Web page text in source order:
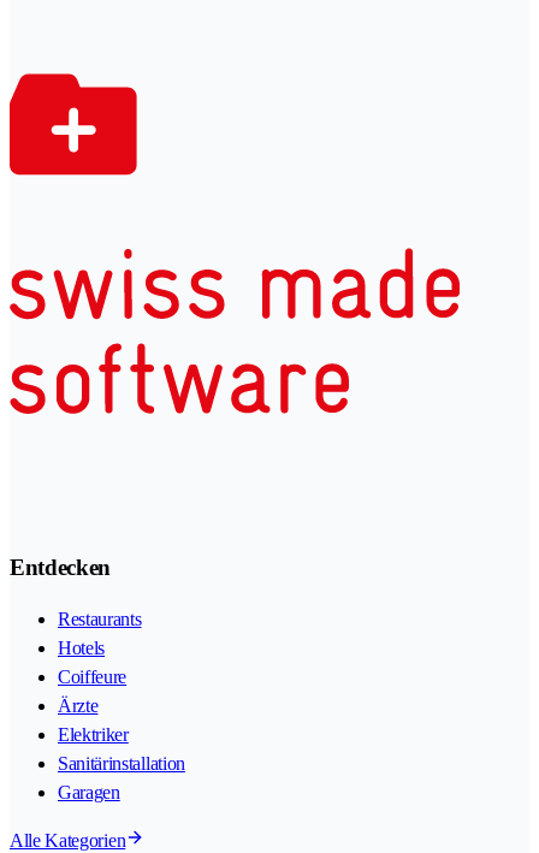
Entdecken
Restaurants
Hotels
Coiffeure
Ärzte
Elektriker
Sanitärinstallation
Garagen
Alle Kategorien